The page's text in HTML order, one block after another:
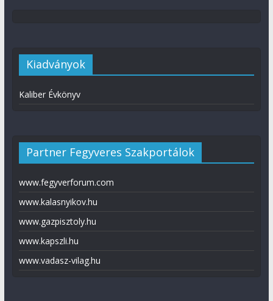
Kiadványok
Kaliber Évkönyv
Partner Fegyveres Szakportálok
www.fegyverforum.com
www.kalasnyikov.hu
www.gazpisztoly.hu
www.kapszli.hu
www.vadasz-vilag.hu